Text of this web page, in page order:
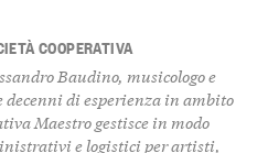
COOPERATIVA
Baudino, musicologo e
di esperienza in ambito
Maestro gestisce in modo
e logistici per artisti,